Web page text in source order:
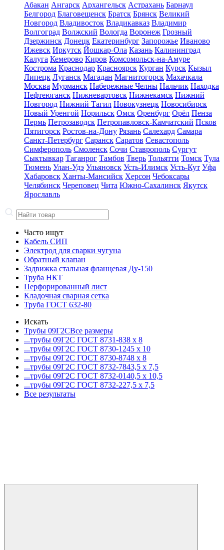
Абакан Ангарск Архангельск Астрахань Барнаул
Белгород Благовещенск Братск Брянск Великий
Новгород Владивосток Владикавказ Владимир
Волгоград Волжский Вологда Воронеж Грозный
Дзержинск Донецк Екатеринбург Запорожье Иваново
Ижевск Иркутск Йошкар-Ола Казань Калининград
Калуга Кемерово Киров Комсомольск-на-Амуре
Кострома Краснодар Красноярск Курган Курск Кызыл
Липецк Луганск Магадан Магнитогорск Махачкала
Москва Мурманск Набережные Челны Нальчик Находка
Нефтеюганск Нижневартовск Нижнекамск Нижний
Новгород Нижний Тагил Новокузнецк Новосибирск
Новый Уренгой Норильск Омск Оренбург Орёл Пенза
Пермь Петрозаводск Петропавловск-Камчатский Псков
Пятигорск Ростов-на-Дону Рязань Салехард Самара
Санкт-Петербург Саранск Саратов Севастополь
Симферополь Смоленск Сочи Ставрополь Сургут
Сыктывкар Таганрог Тамбов Тверь Тольятти Томск Тула
Тюмень Улан-Удэ Ульяновск Усть-Илимск Усть-Кут Уфа
Хабаровск Ханты-Мансийск Херсон Чебоксары
Челябинск Череповец Чита Южно-Сахалинск Якутск
Ярославль
Часто ищут
Кабель СИП
Электрод для сварки чугуна
Обратный клапан
Задвижка стальная фланцевая Ду-150
Труба НКТ
Перфорированный лист
Кладочная сварная сетка
Труба ГОСТ 632-80
Искать
Трубы 09Г2СВсе размеры
...трубы 09Г2С ГОСТ 8731-838 x 8
...трубы 09Г2С ГОСТ 8730-1245 x 10
...трубы 09Г2С ГОСТ 8730-8748 x 8
...трубы 09Г2С ГОСТ 8732-7843,5 x 7,5
...трубы 09Г2С ГОСТ 8732-0140,5 x 10,5
...трубы 09Г2С ГОСТ 8732-227,5 x 7,5
Все результаты